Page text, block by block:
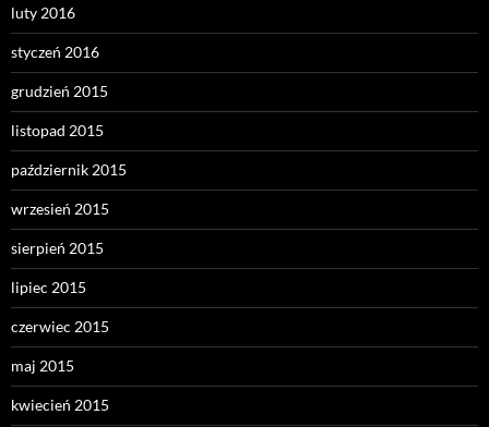
luty 2016
styczeń 2016
grudzień 2015
listopad 2015
październik 2015
wrzesień 2015
sierpień 2015
lipiec 2015
czerwiec 2015
maj 2015
kwiecień 2015